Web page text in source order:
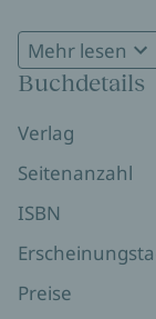
inspirieren
es zu wissen,
Girard, die als
eine Duft-
setzte eine
Girards zu
hält sie immer
**Ein
Mehr lesen
Buchdetails
Verlag
Seitenanzahl
ISBN
Preise